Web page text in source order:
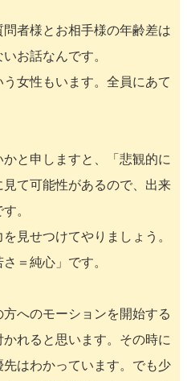
者様とお相手様の年齢差は
お話なんです。
う女性もいます。全員にあて
と申しますと、「悲観的に
て可能性があるので、出来
。
見せつけてやりましょう。
＝純心」です。
へのモーションを開始する
れると思います。その時に
先はわかっています。でも少